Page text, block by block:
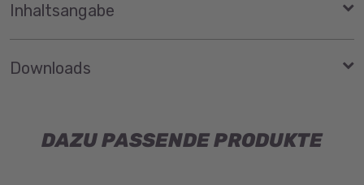
Inhaltsangabe
Downloads
DAZU PASSENDE PRODUKTE